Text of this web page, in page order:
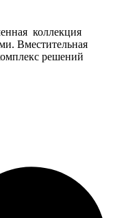
коллекция
Вместительная
решений